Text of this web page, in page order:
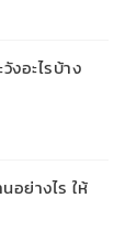
อะไรบ้าง
อย่างไร ให้